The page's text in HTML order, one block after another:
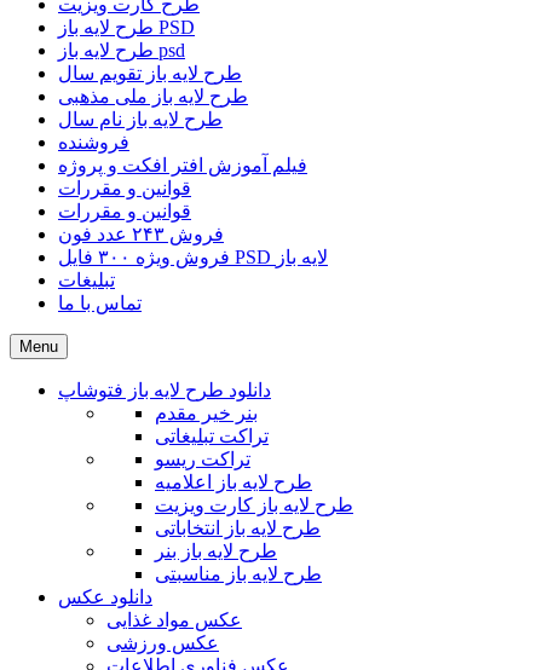
طرح لایه باز PSD
طرح لایه باز psd
طرح لایه باز تقویم سال
طرح لایه باز ملی مذهبی
طرح لایه باز نام سال
فروشنده
فیلم آموزش افتر افکت و پروژه
قوانین و مقررات
قوانین و مقررات
فروش ۲۴۳ عدد فون
فروش ویژه ۳۰۰ فایل PSD لایه باز
تبلیغات
تماس با ما
Menu
دانلود طرح لایه باز فتوشاپ
بنر خیر مقدم
تراکت تبلیغاتی
تراکت ریسو
طرح لایه باز اعلامیه
طرح لایه باز کارت ویزیت
طرح لایه باز انتخاباتی
طرح لایه باز بنر
طرح لایه باز مناسبتی
دانلود عکس
عکس مواد غذایی
عکس ورزشی
عکس فناوری اطلاعات